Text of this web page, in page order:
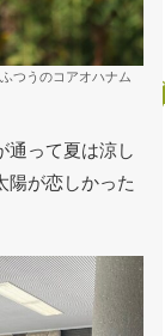
つうのコアオハナム
通って夏は涼し
陽が恋しかった